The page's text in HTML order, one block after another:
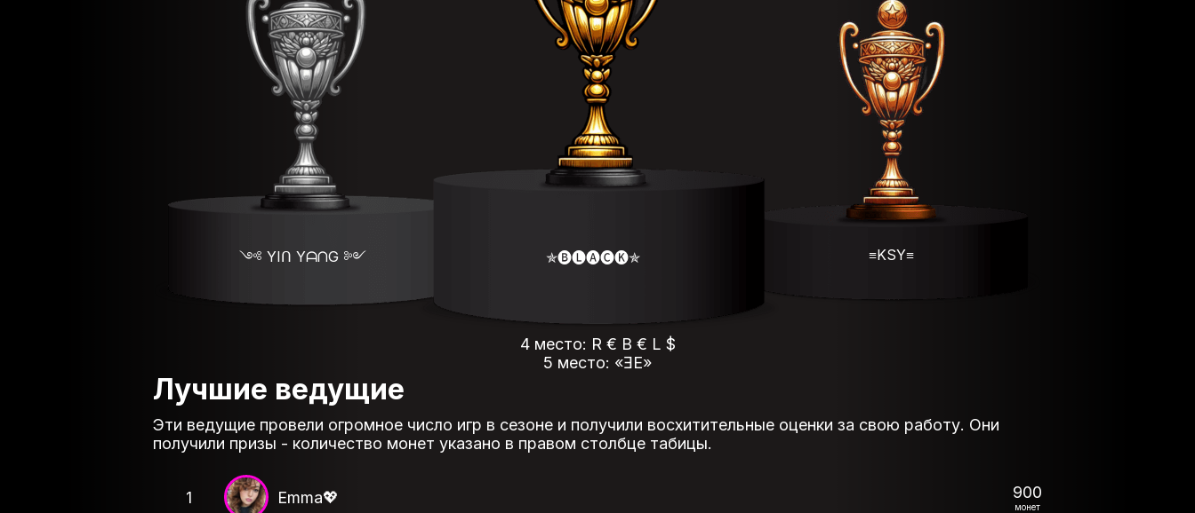
✯🅑🅛🅐🅒🅚✯
༺ YIᑎ YᗩᑎG ༻ ≡KSY≡
4 место: R € B € L $
5 место: «ƎE»
Лучшие ведущие
Эти ведущие провели огромное число игр в сезоне и получили восхитительные оценки за свою работу. Они
получили призы - количество монет указано в правом столбце табицы.
1 Emma💖 900
монет